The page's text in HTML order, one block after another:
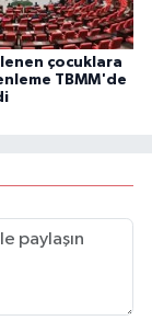
çocuklara
TBMM'de